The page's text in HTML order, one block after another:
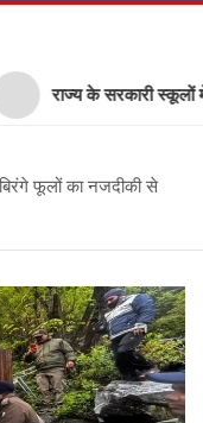
के सरकारी स्कूलों में विज्ञान
फूलों का नजदीकी से